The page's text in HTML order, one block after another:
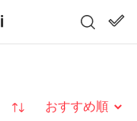
並び替え